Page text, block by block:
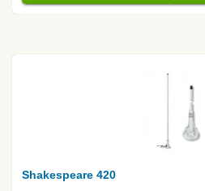
Shakespeare 420